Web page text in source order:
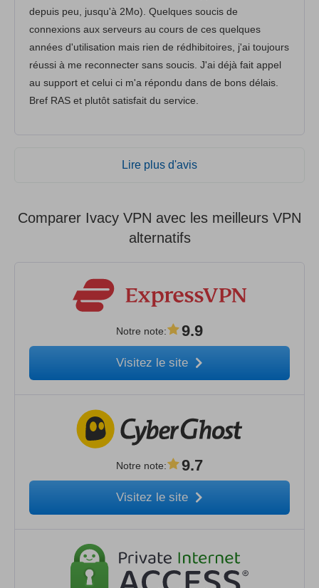
depuis peu, jusqu'à 2Mo). Quelques soucis de
connexions aux serveurs au cours de ces quelques
années d'utilisation mais rien de rédhibitoires, j'ai toujours
réussi à me reconnecter sans soucis. J'ai déjà fait appel
au support et celui ci m'a répondu dans de bons délais.
Bref RAS et plutôt satisfait du service.
Lire plus d'avis
Comparer Ivacy VPN avec les meilleurs VPN
alternatifs
Notre note: 9.9
Visitez le site
Notre note: 9.7
Visitez le site